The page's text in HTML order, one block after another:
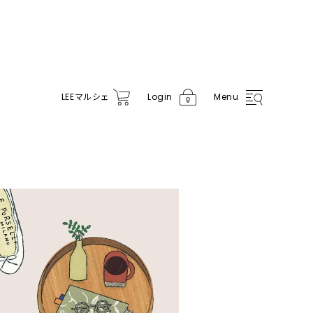
LEEマルシェ Login Menu